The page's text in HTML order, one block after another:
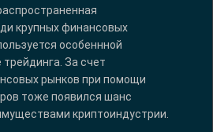
крупных финансовых
особеннной
За счет
рынков при помощи
тоже появился шанс
криптоиндустрии.